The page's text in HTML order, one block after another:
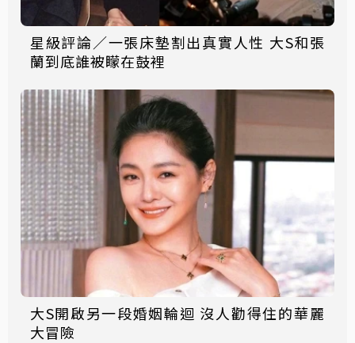
星級評論／一張床墊割出真實人性 大S和張
蘭到底誰被矇在鼓裡
大S開啟另一段婚姻輪迴 沒人勸得住的華麗
大冒險